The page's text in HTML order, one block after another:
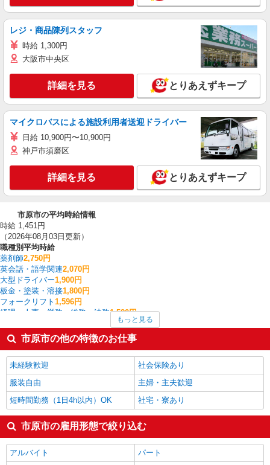
レジ・商品陳列スタッフ
時給 1,300円
大阪市中央区
詳細を見る とりあえずキープ
マイクロバスによる施設利用者送迎ドライバー
日給 10,900円〜10,900円
神戸市須磨区
詳細を見る とりあえずキープ
市原市の平均時給情報
時給 1,451円
（2026年08月03日更新）
職種別平均時給
薬剤師2,750円
英会話・語学関連2,070円
大型ドライバー1,900円
板金・塗装・溶接1,800円
フォークリフト 1,596円
経理・人事・労務・総務・法務1,580円
看護師・保健師・看護助手・助産師 1,574円
家電・携帯販売1,563円
製造・組立・加工1,554円
その他軽作業・製造・物流1,521円
市原市の他の職種の平均時給を見る
もっと見る
市原市の他の特徴のお仕事
未経験歓迎
社会保険あり
服装自由
主婦・主夫歓迎
短時間勤務（1日4h以内）OK
社宅・寮あり
市原市の雇用形態で絞り込む
アルバイト
パート